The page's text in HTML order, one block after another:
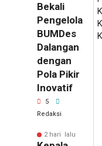
Bekali
Pengelola
BUMDes
Dalangan
dengan
Pola Pikir
Inovatif
5
Redaksi
2 hari lalu